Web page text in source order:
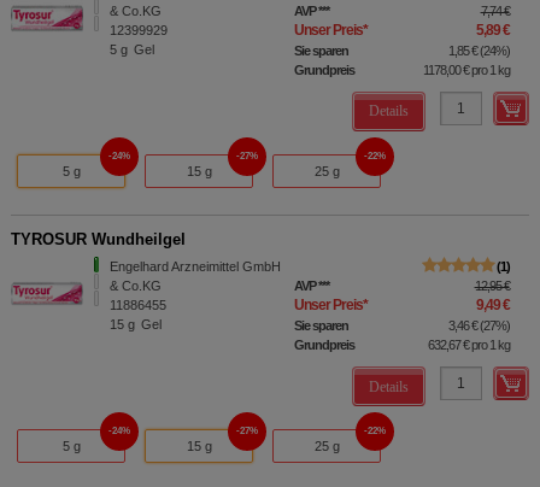
& Co.KG
12399929
5 g Gel
AVP*** 7,74 €
Unser Preis* 5,89 €
Sie sparen 1,85 €(24%)
Grundpreis
1178,00 €pro 1 kg
Details
5 g
24%
15 g
27%
25 g
22%
TYROSUR Wundheilgel
Engelhard Arzneimittel GmbH
& Co.KG
11886455
15 g Gel
1
AVP*** 12,95 €
Unser Preis* 9,49 €
Sie sparen 3,46 €(27%)
Grundpreis
632,67 €pro 1 kg
Details
5 g
24%
15 g
27%
25 g
22%